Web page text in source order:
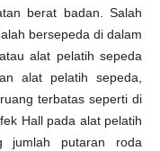
berat badan. Salah
bersepeda di dalam
alat pelatih sepeda
alat pelatih sepeda,
terbatas seperti di
Hall pada alat pelatih
jumlah putaran roda